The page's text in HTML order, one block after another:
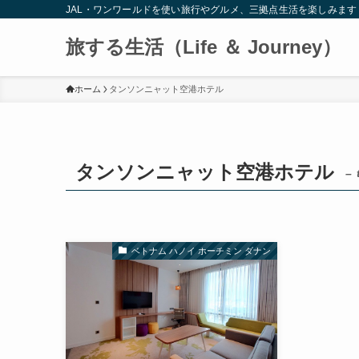
JAL・ワンワールドを使い旅行やグルメ、三拠点生活を楽しみます
旅する生活（Life ＆ Journey）
ホーム タンソンニャット空港ホテル
タンソンニャット空港ホテル –
ベトナム ハノイ ホーチミン ダナン